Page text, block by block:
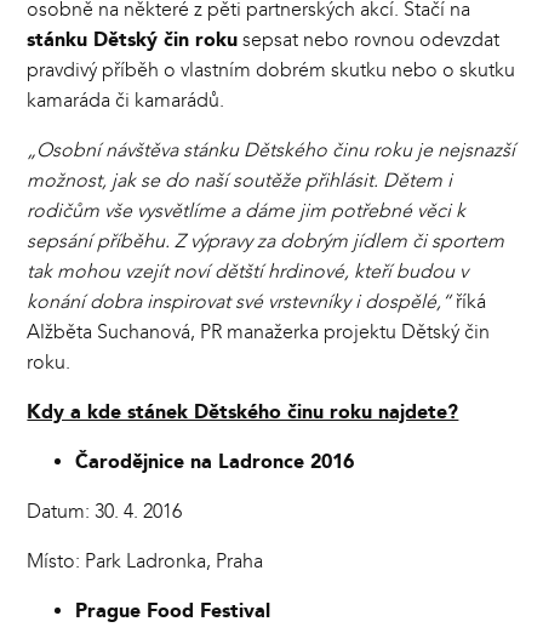
osobně na některé z pěti partnerských akcí. Stačí na
stánku Dětský čin roku sepsat nebo rovnou odevzdat
pravdivý příběh o vlastním dobrém skutku nebo o skutku
kamaráda či kamarádů.
„Osobní návštěva stánku Dětského činu roku je nejsnazší
možnost, jak se do naší soutěže přihlásit. Dětem i
rodičům vše vysvětlíme a dáme jim potřebné věci k
sepsání příběhu. Z výpravy za dobrým jídlem či sportem
tak mohou vzejít noví dětští hrdinové, kteří budou v
konání dobra inspirovat své vrstevníky i dospělé,“říká
Alžběta Suchanová, PR manažerka projektu Dětský čin
roku.
Kdy a kde stánek Dětského činu roku najdete?
Čarodějnice na Ladronce 2016
Datum: 30. 4. 2016
Místo: Park Ladronka, Praha
Prague Food Festival